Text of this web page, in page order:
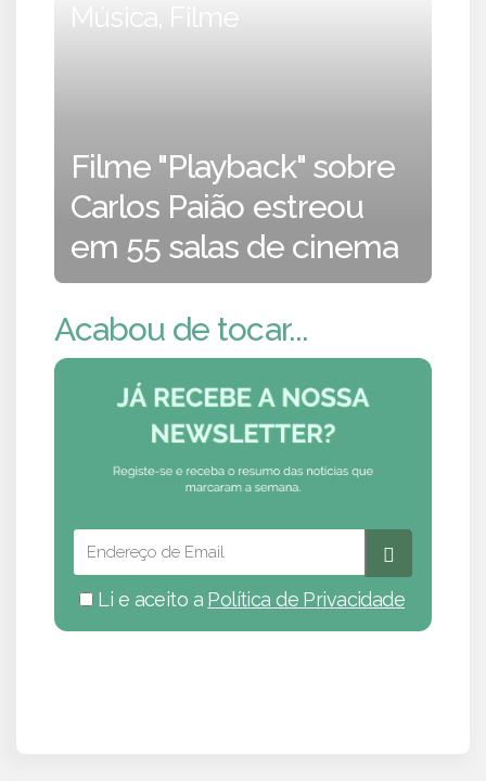
Música, Filme
Filme "Playback" sobre
Carlos Paião estreou
em 55 salas de cinema
Acabou de tocar...
Li e aceito a Política de Privacidade